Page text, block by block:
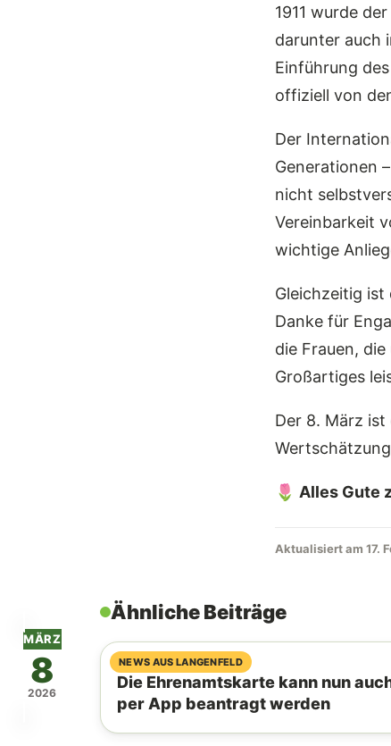
MÄRZ
8
2026
1911 wurde
darunter auch
Einführung
offiziell von
Der
Generationen
nicht
Vereinbarkeit
wichtige
Gleichzeitig ist
Danke für
die Frauen,
Großartiges
Der 8. März
🌷 Alles Gute
Aktualisiert am 17.
Ähnliche Beiträge
NEWS AUS LANGENFELD
07. August 2026
Die Ehrenamtskarte kann nun
per App beantragt werden